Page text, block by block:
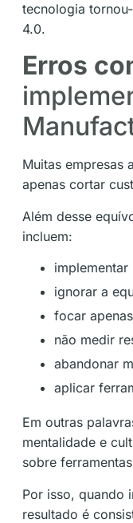
tecnologia
4.0.
Erros
Muitas empresas
apenas cortar
Além desse
incluem:
implementar
ignorar a
focar
não medir
abandonar
aplicar
Em outras
mentalidade e
sobre
Por isso, quando
resultado é